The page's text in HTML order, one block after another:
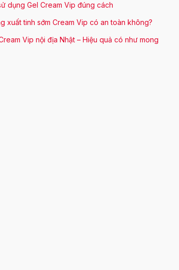
dụng Gel Cream Vip đúng cách
xuất tinh sớm Cream Vip có an toàn không?
Vip nội địa Nhật – Hiệu quả có như mong